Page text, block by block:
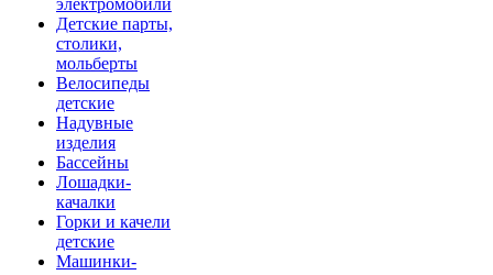
электромобили
Детские парты,
столики,
мольберты
Велосипеды
детские
Надувные
изделия
Бассейны
Лошадки-
качалки
Горки и качели
детские
Машинки-